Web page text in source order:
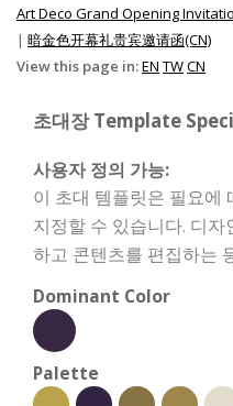
Art Deco Grand Opening
| 暗金色开幕礼贵宾邀请函(CN)
View this page in:EN TWCN
초대장 Template
사용자 정의 가능:
이 초대 템플릿은 필요에
지정할 수 있습니다. 디
하고 콘텐츠를 편집하는
Dominant Color
Palette